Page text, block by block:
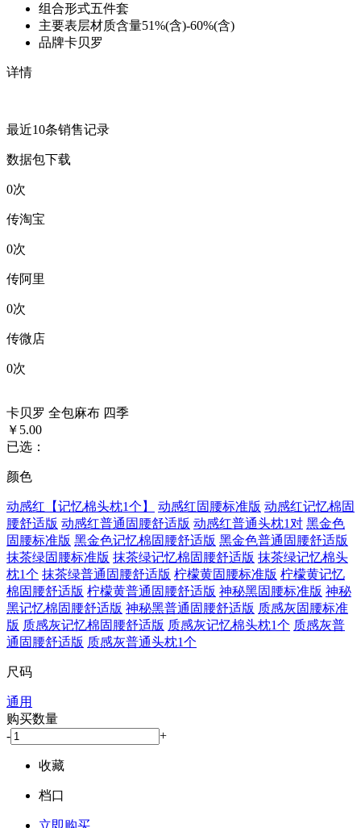
组合形式五件套
主要表层材质含量51%(含)-60%(含)
品牌卡贝罗
详情
最近10条销售记录
数据包下载
0次
传淘宝
0次
传阿里
0次
传微店
0次
卡贝罗 全包麻布 四季
￥5.00
已选：
颜色
动感红【记忆棉头枕1个】 动感红固腰标准版 动感红记忆棉固
腰舒适版 动感红普通固腰舒适版 动感红普通头枕1对 黑金色
固腰标准版 黑金色记忆棉固腰舒适版 黑金色普通固腰舒适版
抹茶绿固腰标准版 抹茶绿记忆棉固腰舒适版 抹茶绿记忆棉头
枕1个 抹茶绿普通固腰舒适版 柠檬黄固腰标准版 柠檬黄记忆
棉固腰舒适版 柠檬黄普通固腰舒适版 神秘黑固腰标准版 神秘
黑记忆棉固腰舒适版 神秘黑普通固腰舒适版 质感灰固腰标准
版 质感灰记忆棉固腰舒适版 质感灰记忆棉头枕1个 质感灰普
通固腰舒适版 质感灰普通头枕1个
尺码
通用
购买数量
-
+
收藏
档口